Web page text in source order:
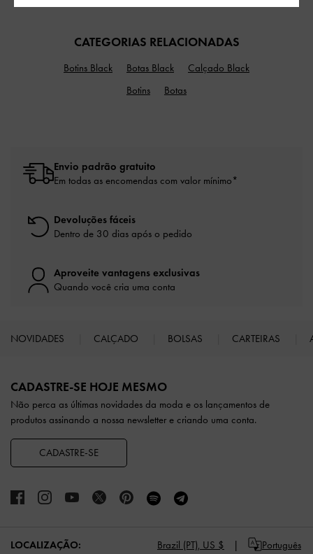
CATEGORIAS RELACIONADAS
Botins Black Botas Black
Calçado Black
Botins
Botas
Envio padrão gratuito
Em todas as encomendas com valor mínimo*
Devoluções fáceis
Dentro de 30 dias após o pedido
Aproveite vantagens exclusivas
Quando você cria uma conta
NOVIDADES CALÇADO BOLSAS CARTEIRAS
CADASTRE-SE HOJE MESMO
Não perca as últimas novidades da moda e os lançamentos de
produtos assinando a nossa newsletter e criando uma conta.
CADASTRE-SE
LOCALIZAÇÃO: Brazil (PT), US $ Português